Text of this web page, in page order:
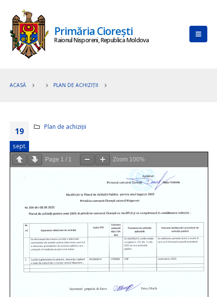
Primăria Ciorești
Raionul Nisporeni, Republica Moldova
ACASĂ PLAN DE ACHIZIȚII
19
sept.
Plan de achiziții
Page 1 / 1 Zoom 100%